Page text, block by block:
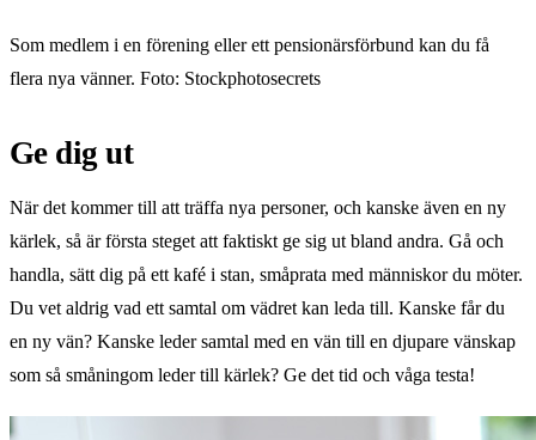
Som medlem i en förening eller ett pensionärsförbund kan du få
flera nya vänner. Foto: Stockphotosecrets
Ge dig ut
När det kommer till att träffa nya personer, och kanske även en ny
kärlek, så är första steget att faktiskt ge sig ut bland andra. Gå och
handla, sätt dig på ett kafé i stan, småprata med människor du möter.
Du vet aldrig vad ett samtal om vädret kan leda till. Kanske får du
en ny vän? Kanske leder samtal med en vän till en djupare vänskap
som så småningom leder till kärlek? Ge det tid och våga testa!